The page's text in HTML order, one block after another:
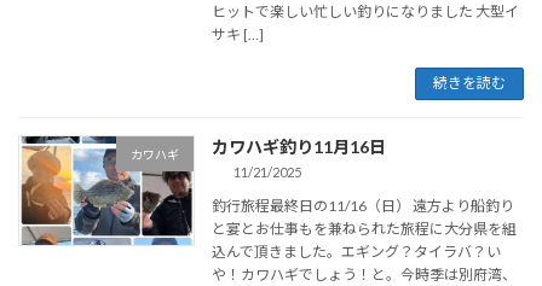
ヒットで楽しい忙しい釣りになりました 大型イ
サキ […]
続きを読む
カワハギ カワハギ釣り11月16日
11/21/2025
釣行旅程最終日の11/16（日） 遠方より船釣り
と宴とお仕事もを兼ねられた旅程に大分県を組
込んで頂きました。エギング？タイラバ？い
や！カワハギでしょう！と。今時季は別府湾、